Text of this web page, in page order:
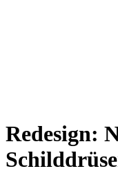
Redesign: